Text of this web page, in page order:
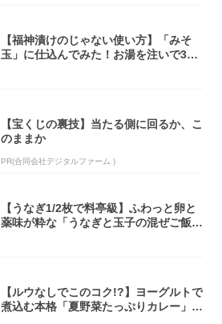
【福神漬けのじゃない使い方】「みそ
玉」に仕込んでみた！お湯を注いで30
【宝くじの裏技】当たる側に回るか、こ
のままか
PR(合同会社デジタルファーム )
【うなぎ1/2枚で料亭級】ふわっと卵と
薬味が粋な「うなぎと玉子の混ぜご飯」
【ルウなしでこのコク!?】ヨーグルトで
煮込む本格「夏野菜たっぷりカレー」作